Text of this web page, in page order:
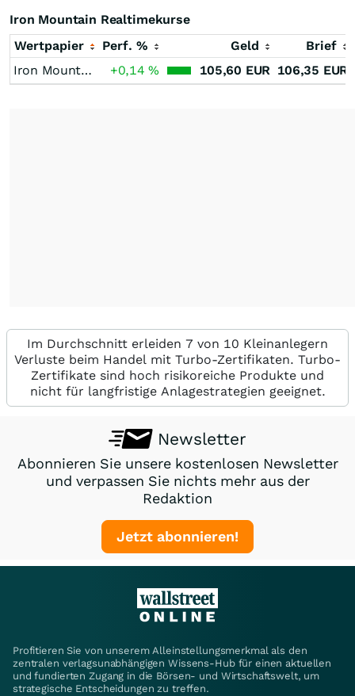
Iron Mountain Realtimekurse
Wertpapier
Perf. % Geld
Brief
Iron Mountain
+0,14% 105,60 EUR 106,35 EUR
Im Durchschnitt erleiden 7 von 10 Kleinanlegern
Verluste beim Handel mit Turbo-Zertifikaten. Turbo-
Zertifikate sind hoch risikoreiche Produkte und
nicht für langfristige Anlagestrategien geeignet.
Newsletter
Abonnieren Sie unsere kostenlosen Newsletter
und verpassen Sie nichts mehr aus der
Redaktion
Jetzt abonnieren!
Profitieren Sie von unserem Alleinstellungsmerkmal als den
zentralen verlagsunabhängigen Wissens-Hub für einen aktuellen
und fundierten Zugang in die Börsen- und Wirtschaftswelt, um
strategische Entscheidungen zu treffen.